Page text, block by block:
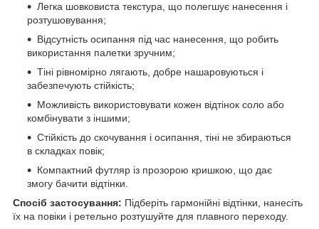
Легка шовковиста текстура, що полегшує нанесення і
розтушовування;
Відсутність осипання під час нанесення, що робить
використання палетки зручним;
Тіні рівномірно лягають, добре нашаровуються і
забезпечують стійкість;
Можливість використовувати кожен відтінок соло або
комбінувати з іншими;
Стійкість до скочування і осипання, тіні не збираються
в складках повік;
Компактний футляр із прозорою кришкою, що дає
змогу бачити відтінки.
Спосіб застосування: Підберіть гармонійні відтінки, нанесіть
їх на повіки і ретельно розтушуйте для плавного переходу.